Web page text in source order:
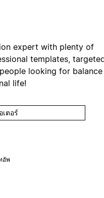
expert with plenty of
templates,
looking for balance
life!
เตอร์
อัพ